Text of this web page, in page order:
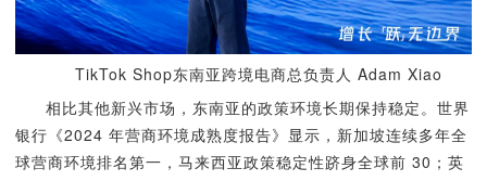
TikTok Shop东南亚跨境电商总负责人 Adam Xiao
相比其他新兴市场，东南亚的政策环境长期保持稳定。世界
银行《2024 年营商环境成熟度报告》显示，新加坡连续多年全
球营商环境排名第一，马来西亚政策稳定性跻身全球前 30；英